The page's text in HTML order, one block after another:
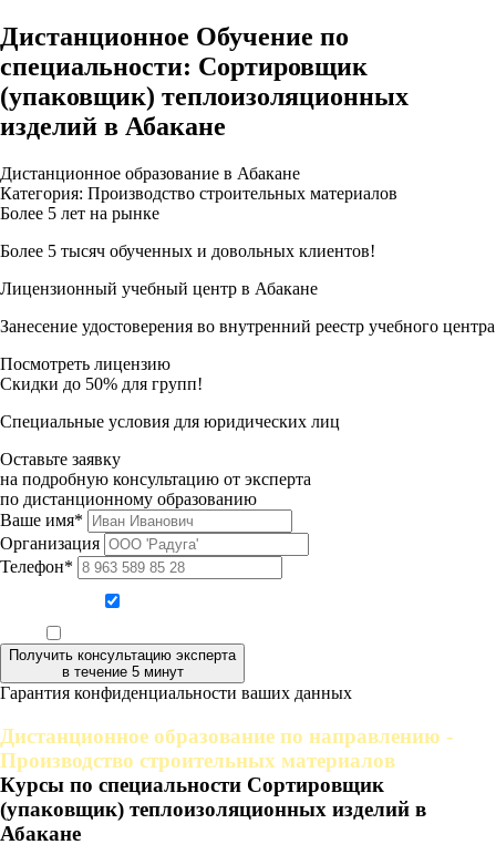
Дистанционное Обучение по
специальности: Сортировщик
(упаковщик) теплоизоляционных
изделий в Абакане
Дистанционное образование в Абакане
Категория: Производство строительных материалов
Более 5 лет на рынке
Более 5 тысяч обученных и довольных клиентов!
Лицензионный учебный центр в Абакане
Занесение удостоверения во внутренний реестр учебного центра
Посмотреть лицензию
Скидки до 50% для групп!
Специальные условия для юридических лиц
Оставьте заявку
на подробную консультацию от эксперта
по дистанционному образованию
Ваше имя*
Организация
Телефон*
Получить консультацию эксперта
в течение 5 минут
Гарантия конфиденциальности ваших данных
Дистанционное образование по направлению -
Производство строительных материалов
Курсы по специальности Сортировщик
(упаковщик) теплоизоляционных изделий в
Абакане